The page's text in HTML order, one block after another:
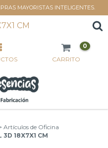
MAYORISTAS INTELIGENTES.
CM
CARRITO
0
Artículos de Oficina
3D 18X7X1 CM